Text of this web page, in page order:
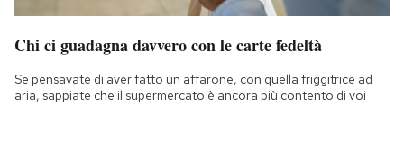
Chi ci guadagna davvero con le carte fedeltà
Se pensavate di aver fatto un affarone, con quella friggitrice ad
aria, sappiate che il supermercato è ancora più contento di voi